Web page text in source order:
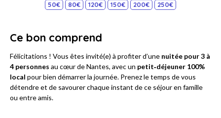
50€ 80€ 120€ 150€ 200€ 250€
Ce bon comprend
Félicitations ! Vous êtes invité(e) à profiter d’une nuitée pour 3 à
4 personnes au cœur de Nantes, avec un petit‑déjeuner 100%
local pour bien démarrer la journée. Prenez le temps de vous
détendre et de savourer chaque instant de ce séjour en famille
ou entre amis.